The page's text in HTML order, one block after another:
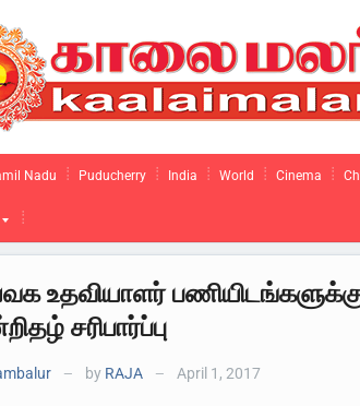
Nadu Puducherry India World Cinema
உதவியாளர்
சரிபார்ப்பு
— by RAJA — April 1, 2017